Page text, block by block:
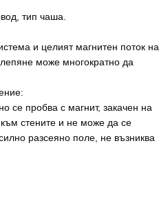
тип чаша.
и целият магнитен поток на
може многократно да
се пробва с магнит, закачен на
стените и не може да се
разсеяно поле, не възниква